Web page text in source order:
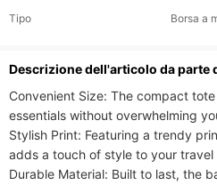
Tipo
Borsa a
Descrizione dell'articolo da parte
Convenient Size: The compact
essentials without overwhelming
Stylish Print: Featuring a trendy
adds a touch of style to your travel
Durable Material: Built to last, the